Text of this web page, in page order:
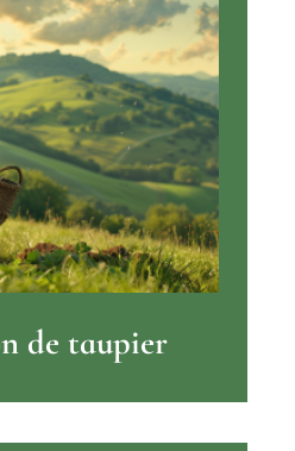
de taupier